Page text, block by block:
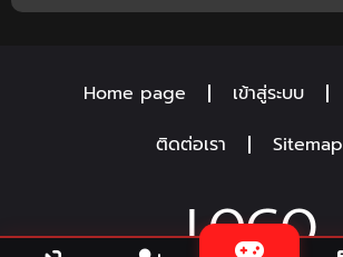
Home page เข้าสู่ระบบ
ติดต่อเรา
Sitemap